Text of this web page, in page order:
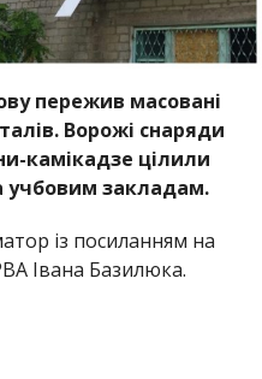
пережив масовані
Ворожі снаряди
камікадзе цілили
учбовим закладам.
із посиланням на
Івана Базилюка.